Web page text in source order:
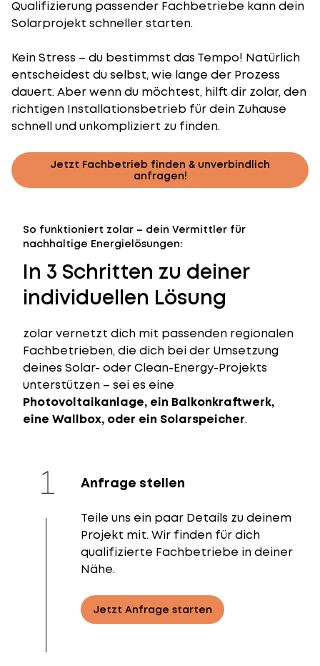
Qualifizierung passender Fachbetriebe kann dein
Solarprojekt schneller starten.
Kein Stress – du bestimmst das Tempo! Natürlich
entscheidest du selbst, wie lange der Prozess
dauert. Aber wenn du möchtest, hilft dir zolar, den
richtigen Installationsbetrieb für dein Zuhause
schnell und unkompliziert zu finden.
Jetzt Fachbetrieb finden & unverbindlich
anfragen!
So funktioniert zolar – dein Vermittler für
nachhaltige Energielösungen:
In 3 Schritten zu deiner
individuellen Lösung
zolar vernetzt dich mit passenden regionalen
Fachbetrieben, die dich bei der Umsetzung
deines Solar- oder Clean-Energy-Projekts
unterstützen – sei es eine
Photovoltaikanlage, ein Balkonkraftwerk,
eine Wallbox, oder ein Solarspeicher.
Anfrage stellen
Teile uns ein paar Details zu deinem
Projekt mit. Wir finden für dich
qualifizierte Fachbetriebe in deiner
Nähe.
Jetzt Anfrage starten